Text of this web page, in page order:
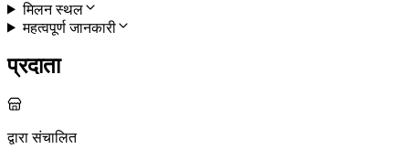
मिलन स्थल
महत्वपूर्ण जानकारी
प्रदाता
द्वारा संचालित